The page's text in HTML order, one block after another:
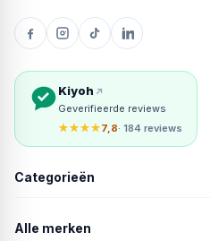
Kiyoh
Geverifieerde reviews
★★★★7,8· 184 reviews
Categorieën
Alle merken